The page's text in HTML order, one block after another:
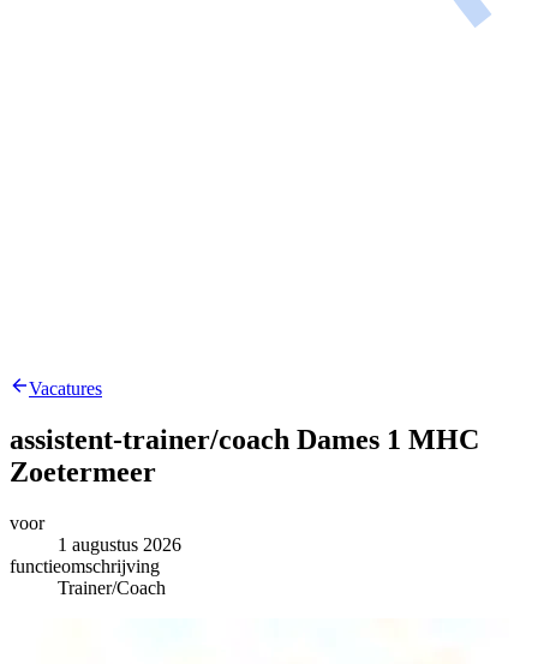
Vacatures
assistent-trainer/coach Dames 1 MHC
Zoetermeer
voor
1 augustus 2026
functieomschrijving
Trainer/Coach